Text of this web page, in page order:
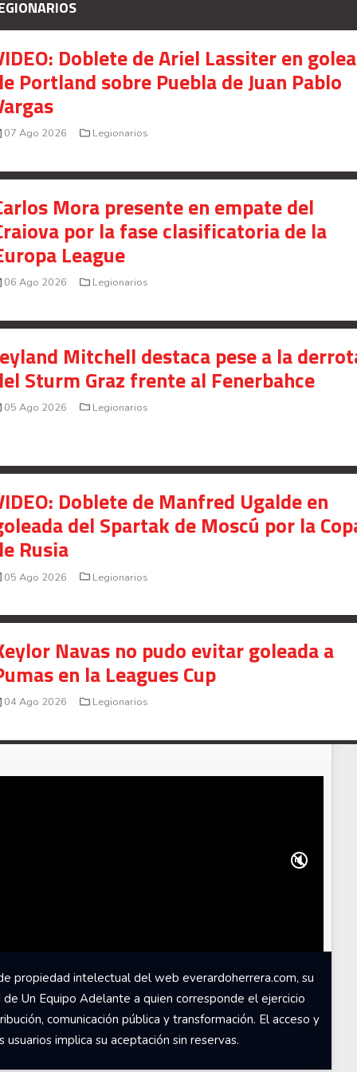
presunto fraude en bienes gananciales
Your Add Here !!
Señal en vivo:
Doblete de Ariel Lassiter en
Portland sobre Puebla de Juan Pablo
07 Ago 2026 Legionarios
Mora presente en empate del
por la fase clasificatoria de la
League
06 Ago 2026 Legionarios
Mitchell destaca pese a la
Sturm Graz frente al Fenerbahce
05 Ago 2026 Legionarios
Doblete de Manfred Ugalde en
del Spartak de Moscú por la
Rusia
05 Ago 2026 Legionarios
Navas no pudo evitar goleada a
en la Leagues Cup
04 Ago 2026 Legionarios
🔇
propiedad intelectual del web everardoherrera.com, su
Un Equipo Adelante a quien corresponde el ejercicio
comunicación pública y transformación. El acceso y
implica su aceptación sin reservas.